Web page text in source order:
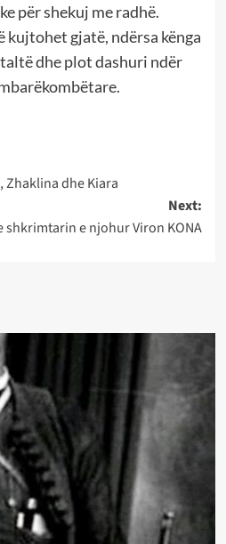
për shekuj me radhë.
gjatë, ndërsa kënga
dhe plot dashuri ndër
Zhaklina dhe Kiara
Next:
shkrimtarin e njohur Viron KONA